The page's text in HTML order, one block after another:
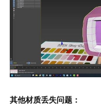
其他材质丢失问题：